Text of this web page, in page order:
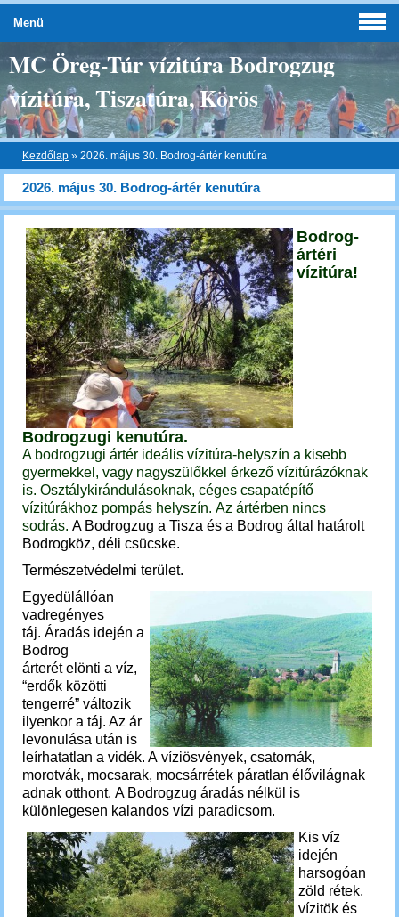
MC Öreg-Túr vízitúra Bodrogzug
vízitúra, Tiszatúra, Körös
Kezdőlap » 2026. május 30. Bodrog-ártér kenutúra
2026. május 30. Bodrog-ártér kenutúra
Bodrog-
ártéri
vízitúra!
Bodrogzugi kenutúra.
A bodrogzugi ártér ideális vízitúra-helyszín a kisebb
gyermekkel, vagy nagyszülőkkel érkező vízitúrázóknak
is. Osztálykirándulásoknak, céges csapatépítő
vízitúrákhoz pompás helyszín. Az ártérben nincs
sodrás. A Bodrogzug a Tisza és a Bodrog által határolt
Bodrogköz, déli csücske.
Természetvédelmi terület.
Egyedülállóan
vadregényes
táj. Áradás idején a
Bodrog
árterét elönti a víz,
“erdők közötti
tengerré” változik
ilyenkor a táj. Az ár
levonulása után is
leírhatatlan a vidék. A víziösvények, csatornák,
morotvák, mocsarak, mocsárrétek páratlan élővilágnak
adnak otthont. A Bodrogzug áradás nélkül is
különlegesen kalandos vízi paradicsom.
Kis víz
idején
harsogóan
zöld rétek,
vízitök és
Menü